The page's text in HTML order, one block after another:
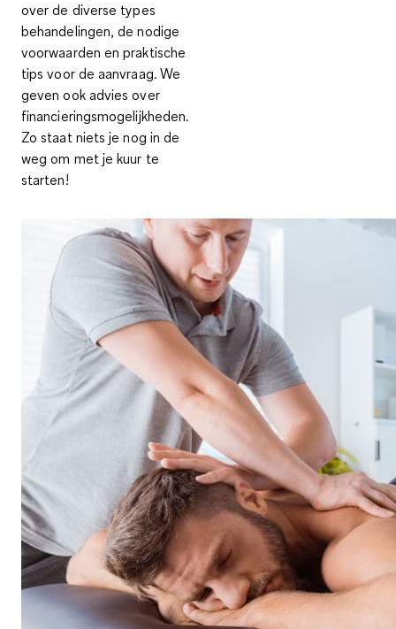
over de diverse types
behandelingen, de nodige
voorwaarden en praktische
tips voor de aanvraag. We
geven ook advies over
financieringsmogelijkheden.
Zo staat niets je nog in de
weg om met je kuur te
starten!